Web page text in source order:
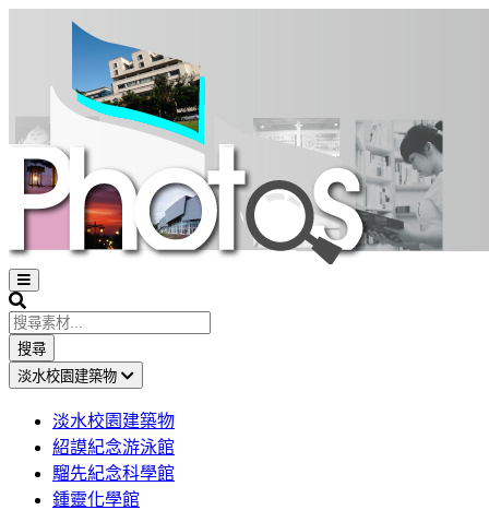
Open
sidebar
Search
搜尋
淡水校園建築物
淡水校園建築物
紹謨紀念游泳館
騮先紀念科學館
鍾靈化學館